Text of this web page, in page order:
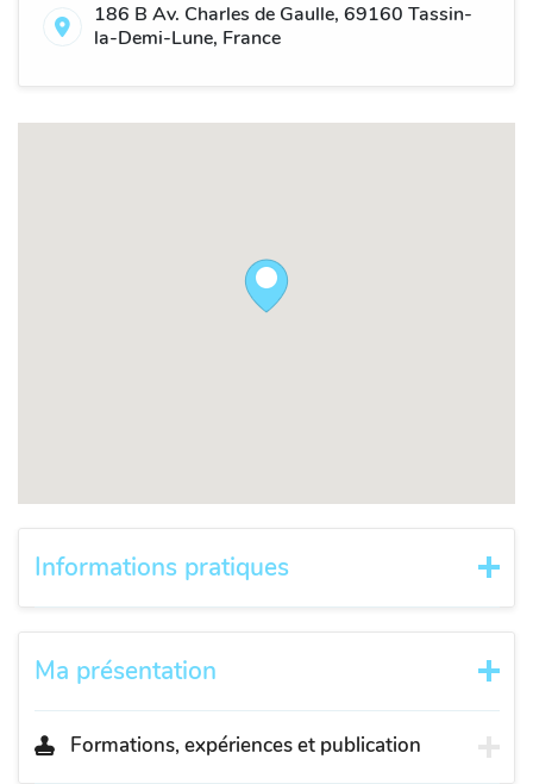
186 B Av. Charles de Gaulle, 69160 Tassin-
la-Demi-Lune, France
Informations pratiques
Ma présentation
Formations, expériences et publication